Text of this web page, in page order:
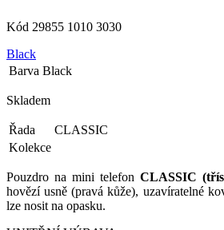
Kód 29855 1010 3030
Black
Barva Black
Skladem
Řada
CLASSIC
Kolekce
Pouzdro na mini telefon CLASSIC
hovězí usně (pravá kůže), uzavíratelné
lze nosit na opasku.